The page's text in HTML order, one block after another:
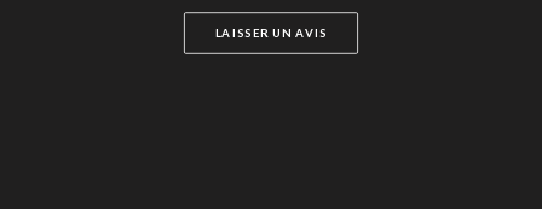
LAISSER UN AVIS